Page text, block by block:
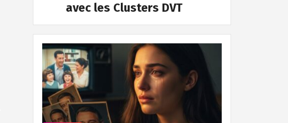
avec les Clusters DVT